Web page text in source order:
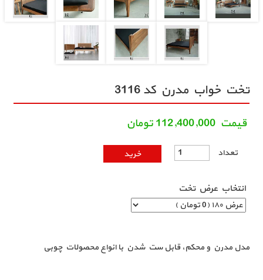
تخت خواب مدرن کد 3116
انتخاب عرض تخت
تعداد
قيمت112,400,000تومان
خرید تخت خواب مدرن
مدل مدرن و محکم، قابل ست شدن با انواع محصولات چوبی